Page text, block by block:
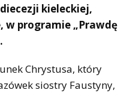
kieleckiej,
w programie „Prawdę
Chrystusa, który
siostry Faustyny,